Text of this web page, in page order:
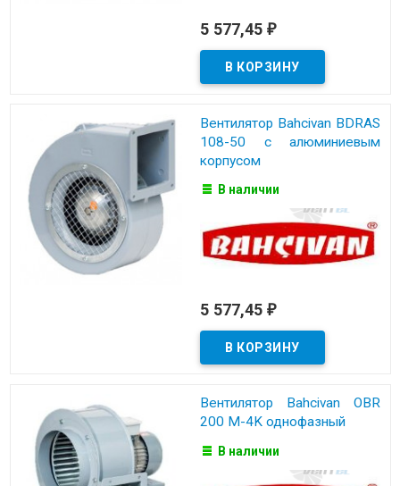
5 577,45 ₽
Вентилятор Bahcivan BDRAS
108-50 с алюминиевым
корпусом
В наличии
5 577,45 ₽
Вентилятор Bahcivan OBR
200 M-4K однофазный
В наличии